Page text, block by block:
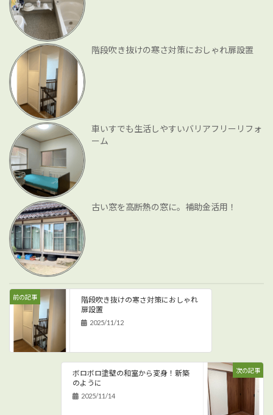
階段吹き抜けの寒さ対策におしゃれ扉設置
車いすでも生活しやすいバリアフリーリフォ
ーム
古い窓を高断熱の窓に。補助金活用！
前の記事
階段吹き抜けの寒さ対策におしゃれ
扉設置
2025/11/12
次の記事
ボロボロ塗壁の和室から変身！新築
のように
2025/11/14